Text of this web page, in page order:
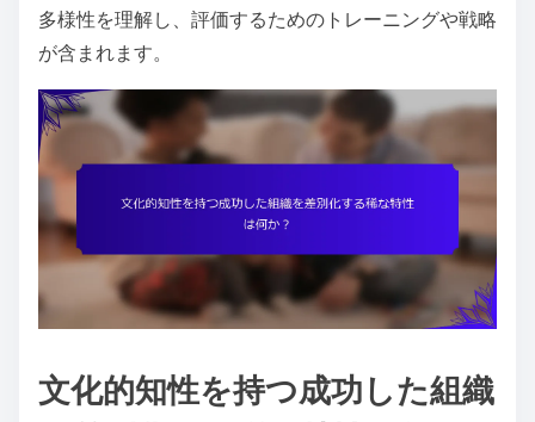
多様性を理解し、評価するためのトレーニングや戦略
が含まれます。
文化的知性を持つ成功した組織